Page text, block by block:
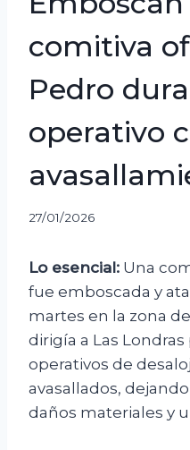
comitiva
Pedro
operativo
27/01/2026
Lo esencial: Una
fue emboscada y
martes en la zona
dirigía a Las
operativos de
avasallados,
daños materiales y